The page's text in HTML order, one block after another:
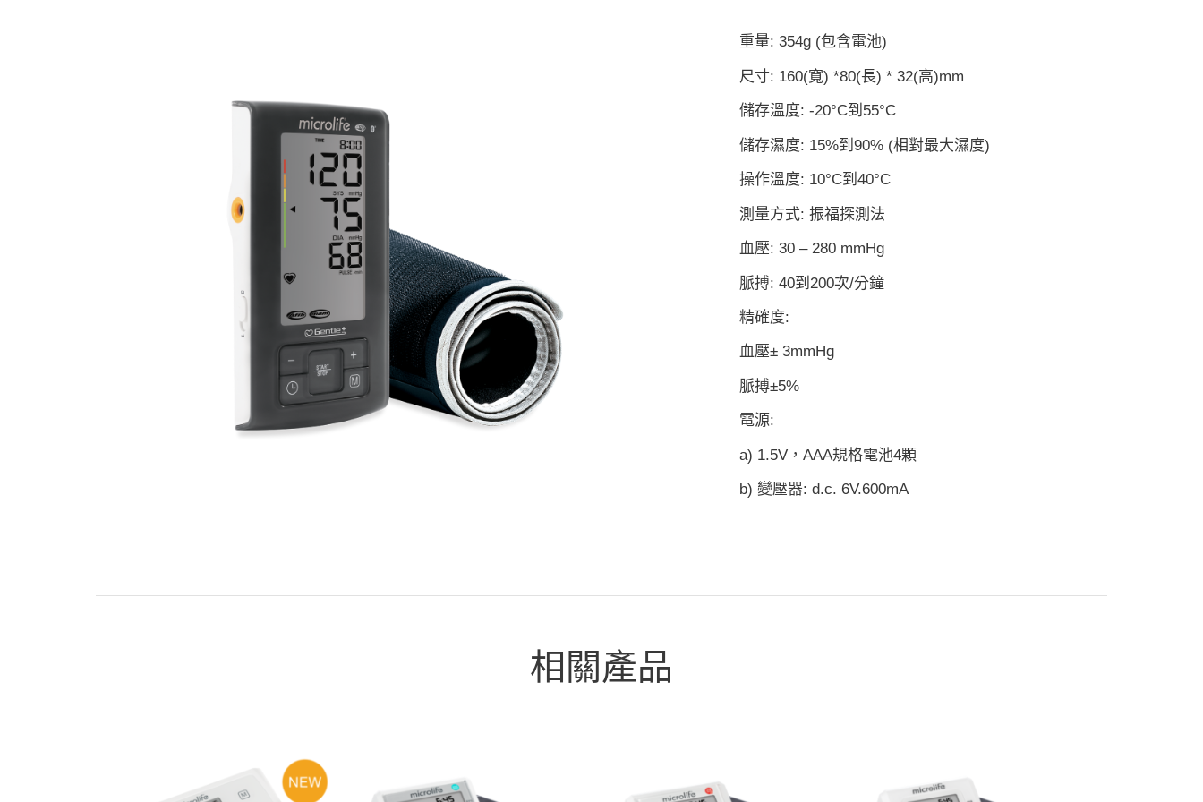
重量: 354g (包含電池)
尺寸: 160(寬) *80(長) * 32(高)mm
儲存溫度: -20°C到55°C
儲存濕度: 15%到90% (相對最大濕度)
操作溫度: 10°C到40°C
測量方式: 振福探測法
血壓: 30 – 280 mmHg
脈搏: 40到200次/分鐘
精確度:
血壓± 3mmHg
脈搏±5%
電源:
a) 1.5V，AAA規格電池4顆
b) 變壓器: d.c. 6V.600mA
相關產品